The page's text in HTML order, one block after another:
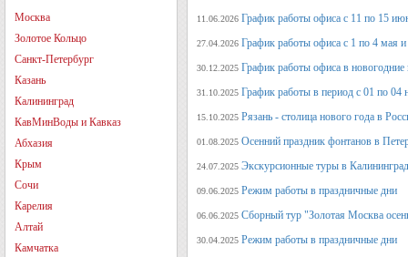
Москва
Золотое Кольцо
Санкт-Петербург
Казань
Калининград
КавМинВоды и Кавказ
Абхазия
Крым
Сочи
Карелия
Алтай
Камчатка
11.06.2026 График работы офиса с 11 по 15
27.04.2026 График работы офиса с 1 по 4 мая
30.12.2025 График работы офиса в новогодние
31.10.2025 График работы в период с 01 по 04
15.10.2025 Рязань - столица нового года в
01.08.2025 Осенний праздник фонтанов в
24.07.2025 Экскурсионные туры в
09.06.2025 Режим работы в праздничные дни
06.06.2025 Сборный тур "Золотая Москва
30.04.2025 Режим работы в праздничные дни